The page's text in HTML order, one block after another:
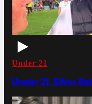
Under 21
Under 21, Silvio